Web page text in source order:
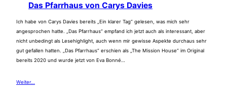
Das Pfarrhaus von Carys Davies
Ich habe von Carys Davies bereits „Ein klarer Tag“ gelesen, was mich sehr
angesprochen hatte. „Das Pfarrhaus“ empfand ich jetzt auch als interessant, aber
nicht unbedingt als Lesehighlight, auch wenn mir gewisse Aspekte durchaus sehr
gut gefallen hatten. „Das Pfarrhaus“ erschien als „The Mission House“ im Original
bereits 2020 und wurde jetzt von Eva Bonné…
Weiter…